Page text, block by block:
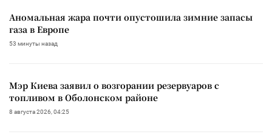
Аномальная жара почти опустошила зимние запасы
газа в Европе
53 минуты назад
Мэр Киева заявил о возгорании резервуаров с
топливом в Оболонском районе
8 августа 2026, 04:25